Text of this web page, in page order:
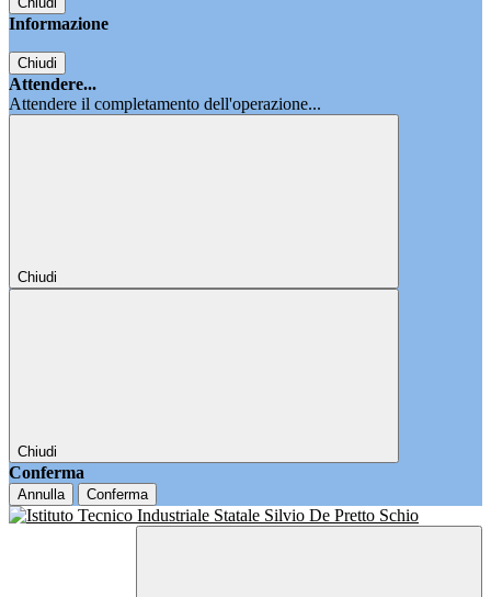
Informazione
Chiudi
Attendere...
Attendere il completamento dell'operazione...
Chiudi
Chiudi
Conferma
Annulla Conferma